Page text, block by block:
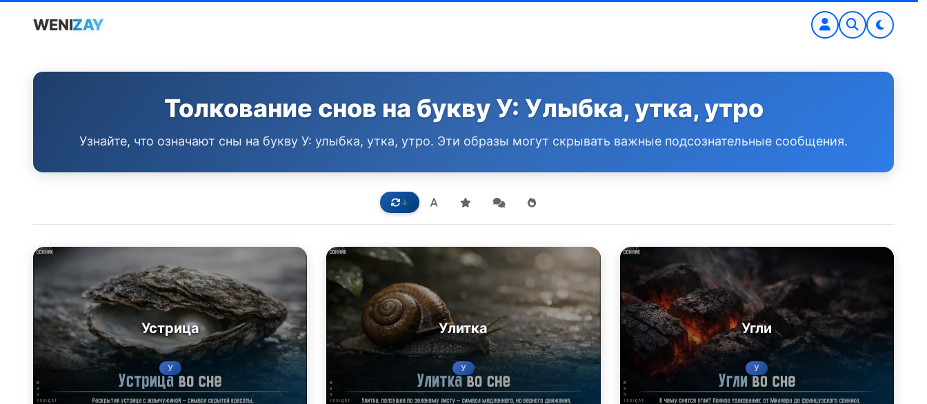
WENIZAY
Толкование снов на букву У: Улыбка, утка, утро
Узнайте, что означают сны на букву У: улыбка, утка, утро. Эти образы могут скрывать важные подсознательные сообщения.
Устрица
У
Улитка
У
Угли
У